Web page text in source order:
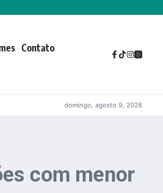
Contato
domingo, agosto 9, 2026
com menor